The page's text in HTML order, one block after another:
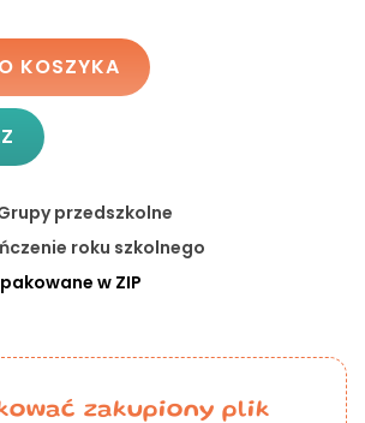
KOSZYKA
przedszkolne
roku szkolnego
w ZIP
zakupiony plik